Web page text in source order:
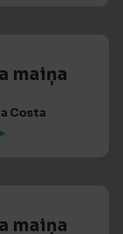
maiņa
Costa
maiņa